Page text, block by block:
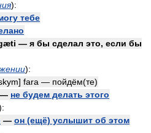
):
тебе
— я бы сделал это, если бы
):
fara — пойдём(те)
— не будем делать этого
— он (ещё) услышит об этом